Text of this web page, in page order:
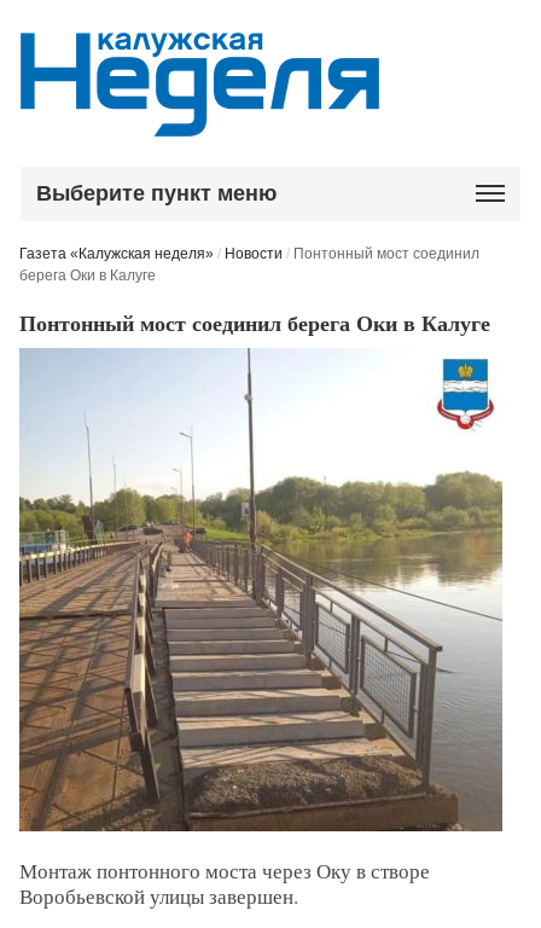
Выберите пункт меню
Газета «Калужская неделя» / Новости / Понтонный мост соединил
берега Оки в Калуге
Понтонный мост соединил берега Оки в Калуге
Монтаж понтонного моста через Оку в створе
Воробьевской улицы завершен.